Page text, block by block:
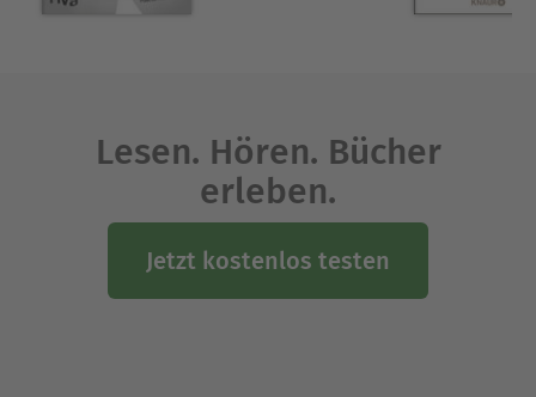
Lesen. Hören. Bücher
erleben.
Jetzt kostenlos testen